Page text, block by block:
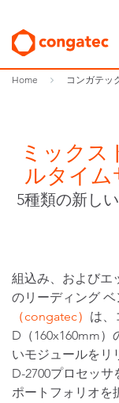
Home コンガテッ
ミックス
ルタイム
5種類の新し
組込み、およびエ
のリーディング
（congatec） は、
D（160x160mm
いモジュールをリ
D-2700プロセッ
ポートフォリオを